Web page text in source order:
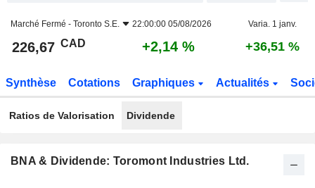
Marché Fermé - Toronto S.E. 22:00:00 05/08/2026 Varia. 1 janv.
226,67 CAD +2,14 % +36,51 %
Synthèse Cotations Graphiques Actualités
Ratios de Valorisation Dividende
BNA & Dividende: Toromont Industries Ltd.